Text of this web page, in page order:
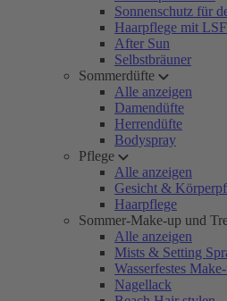
Sonnenschutz für
Haarpflege mit LSF
After Sun
Selbstbräuner
Sommerdüfte
Alle anzeigen
Damendüfte
Herrendüfte
Bodyspray
Pflege
Alle anzeigen
Gesicht &
Haarpflege
Sommer-Make-up und
Alle anzeigen
Mists & Setting
Wasserfestes
Nagellack